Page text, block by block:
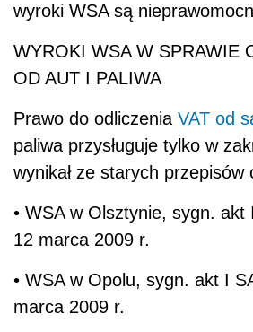
wyroki WSA są
WYROKI WSA W SPRAWIE
OD AUT I PALIWA
Prawo do odliczenia VAT od
paliwa przysługuje tylko w
wynikał ze starych przepisów
• WSA w Olsztynie, sygn. akt
12 marca 2009 r.
• WSA w Opolu, sygn. akt I
marca 2009 r.